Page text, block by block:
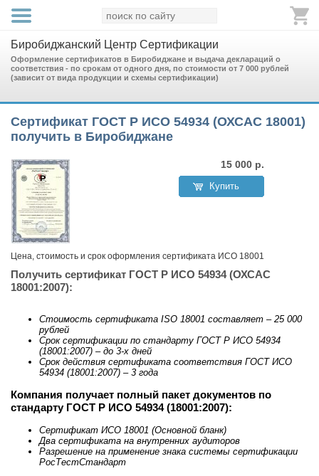
Биробиджанский Центр Сертификации
Оформление сертификатов в Биробиджане и выдача деклараций о
соответствия - по срокам от одного дня, по стоимости от 7 000 рублей
(зависит от вида продукции и схемы сертификации)
Сертификат ГОСТ Р ИСО 54934 (ОХСАС 18001)
получить в Биробиджане
15 000 р.
Купить
Цена, стоимость и срок оформления сертификата ИСО 18001
Получить сертификат ГОСТ Р ИСО 54934 (ОХСАС
18001:2007):
Стоимость сертификата ISO 18001 составляет – 25 000
рублей
Срок сертификации по стандарту ГОСТ Р ИСО 54934
(18001:2007) – до 3-х дней
Срок действия сертификата соответствия ГОСТ ИСО
54934 (18001:2007) – 3 года
Компания получает полный пакет документов по
стандарту ГОСТ Р ИСО 54934 (18001:2007):
Сертификат ИСО 18001 (Основной бланк)
Два сертификата на внутренних аудиторов
Разрешение на применение знака системы сертификации
РосТестСтандарт